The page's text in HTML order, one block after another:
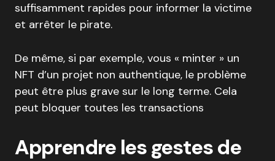
suffisamment rapides pour informer la victime
et arrêter le pirate.
De même, si par exemple, vous « minter » un
NFT d’un projet non authentique, le problème
peut être plus grave sur le long terme. Cela
peut bloquer toutes les transactions
Apprendre les gestes de